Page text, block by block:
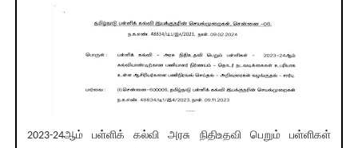
2023-24ஆம் பள்ளிக் கல்வி அரசு நிதிஉதவி பெறும் பள்ளிகள்